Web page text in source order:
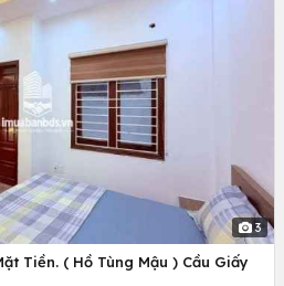
3
Tiền. ( Hồ Tùng Mậu ) Cầu Giấy